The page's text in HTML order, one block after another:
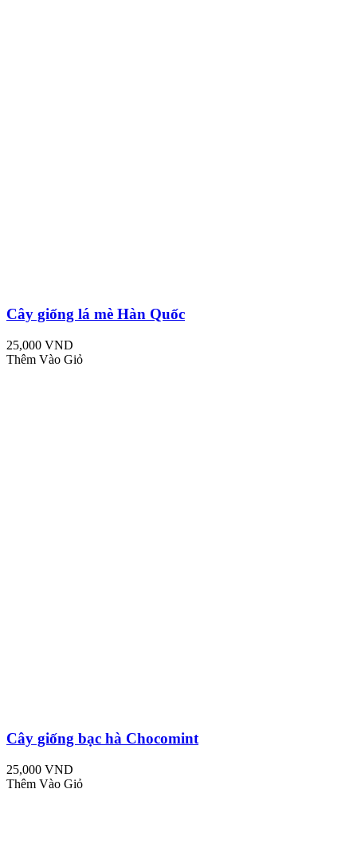
Cây giống lá mè Hàn Quốc
25,000 VND
Thêm Vào Giỏ
Cây giống bạc hà Chocomint
25,000 VND
Thêm Vào Giỏ